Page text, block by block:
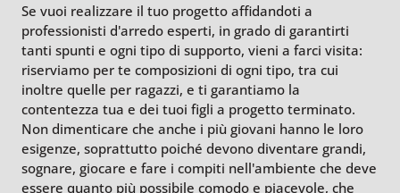
Se vuoi realizzare il tuo progetto affidandoti a
professionisti d'arredo esperti, in grado di garantirti
tanti spunti e ogni tipo di supporto, vieni a farci visita:
riserviamo per te composizioni di ogni tipo, tra cui
inoltre quelle per ragazzi, e ti garantiamo la
contentezza tua e dei tuoi figli a progetto terminato.
Non dimenticare che anche i più giovani hanno le loro
esigenze, soprattutto poiché devono diventare grandi,
sognare, giocare e fare i compiti nell'ambiente che deve
essere quanto più possibile comodo e piacevole, che